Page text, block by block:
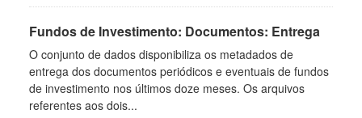
Fundos de Investimento: Documentos: Entrega
O conjunto de dados disponibiliza os metadados de
entrega dos documentos periódicos e eventuais de fundos
de investimento nos últimos doze meses. Os arquivos
referentes aos dois...